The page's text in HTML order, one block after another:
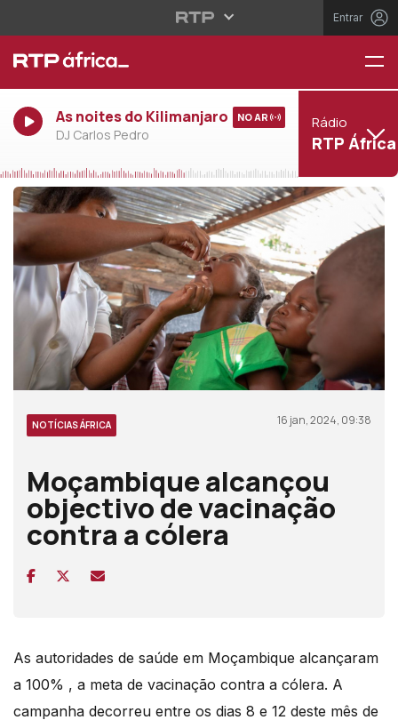
Entrar
As noites do Kilimanjaro
DJ Carlos Pedro
NO AR Rádio
RTP África
NOTÍCIAS ÁFRICA 16 jan, 2024, 09:38
Moçambique alcançou
objectivo de vacinação
contra a cólera
As autoridades de saúde em Moçambique alcançaram
a 100% , a meta de vacinação contra a cólera. A
campanha decorreu entre os dias 8 e 12 deste mês de